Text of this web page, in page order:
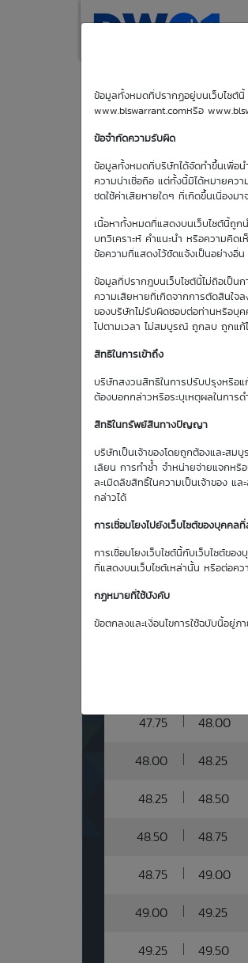
ข้อมูลทั้งหมดที่ปรากฏอยู่บนเว็บไซต์นี้
www.blswarrant.comหรือ
ข้อจำกัดความรับผิด
ข้อมูลทั้งหมดที่บริษัทได้จัดทำขึ้นเพื่อน
ความน่าเชื่อถือ แต่ทั้งนี้มิได้หมายคว
ชดใช้ค่าเสียหายใดๆ ที่เกิดขึ้นเนื่องม
เนื้อหาทั้งหมดที่แสดงบนเว็บไซต์นี้ถูก
บทวิเคราะห์ คำแนะนำ หรือความคิด
ข้อความที่แสดงไว้ชัดแจ้งเป็นอย่างอื่น
ข้อมูลที่ปรากฎบนเว็บไซต์นี้ไม่ถือเป็น
ความเสียหายที่เกิดจากการตัดสินใจ
ของบริษัทไม่รับผิดชอบต่อท่านหรือบุค
ไปตามเวลา ไม่สมบูรณ์ ถูกลบ ถูกแก้
สิทธิในการเข้าถึง
บริษัทสงวนสิทธิในการปรับปรุงหรือแ
ต้องบอกกล่าวหรือระบุเหตุผลในการด
สิทธิในทรัพย์สินทางปัญญา
บริษัทเป็นเจ้าของโดยถูกต้องและสม
เลียน การทำซ้ำ จำหน่ายจ่ายแจกห
ละเมิดลิขสิทธิ์ในความเป็นเจ้าของ
กล่าวได้
การเชื่อมโยงไปยังเว็บไซต์ของบุคคล
การเชื่อมโยงเว็บไซต์นี้กับเว็บไซต์ข
ที่แสดงบนเว็บไซต์เหล่านั้น หรือต่อคว
กฏหมายที่ใช้บังคับ
ข้อตกลงและเงื่อนไขการใช้ฉบับนี้อยู่
แรก
7 ก.ค. 2569
-3.65
ตารางเสนอซื้
GPSC
Bid | Offer
47.75 48.00
48.00 48.25
48.25 48.50
48.50 48.75
48.75 49.00
49.00 49.25
49.25 49.50